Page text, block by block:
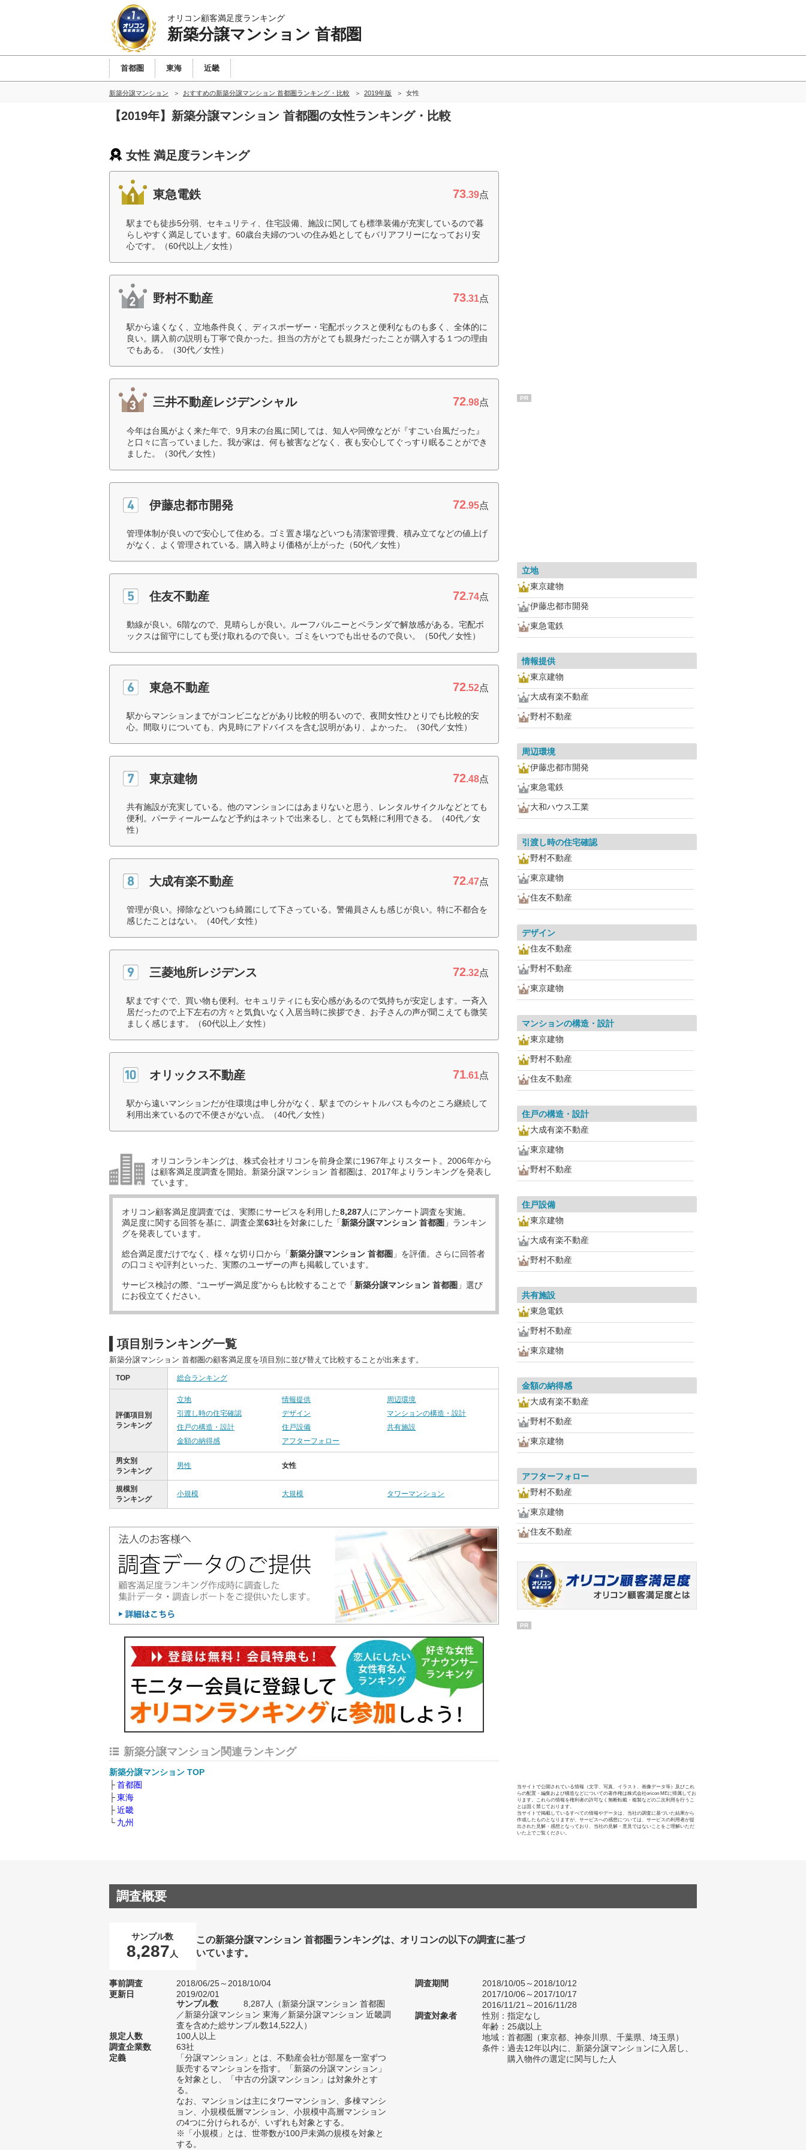
オリコン顧客満足度ランキング
新築分譲マンション 首都圏
首都圏 東海 近畿
新築分譲マンション おすすめの新築分譲マンション 首都圏ランキング・比較 2019年版 女性
【2019年】新築分譲マンション 首都圏の女性ランキング・比較
女性 満足度ランキング
東急電鉄 73.39点
駅までも徒歩5分弱、セキュリティ、住宅設備、施設に関しても標準装備が充実しているので暮
らしやすく満足しています。60歳台夫婦のついの住み処としてもバリアフリーになっており安
心です。（60代以上／女性）
野村不動産 73.31点
駅から遠くなく、立地条件良く、ディスポーザー・宅配ボックスと便利なものも多く、全体的に
良い。購入前の説明も丁寧で良かった。担当の方がとても親身だったことが購入する１つの理由
でもある。（30代／女性）
三井不動産レジデンシャル 72.98点
今年は台風がよく来た年で、9月末の台風に関しては、知人や同僚などが『すごい台風だった』
と口々に言っていました。我が家は、何も被害などなく、夜も安心してぐっすり眠ることができ
ました。（30代／女性）
伊藤忠都市開発 72.95点
管理体制が良いので安心して住める。ゴミ置き場などいつも清潔管理費、積み立てなどの値上げ
がなく、よく管理されている。購入時より価格が上がった（50代／女性）
住友不動産 72.74点
動線が良い。6階なので、見晴らしが良い。ルーフバルニーとベランダで解放感がある。宅配ボ
ックスは留守にしても受け取れるので良い。ゴミをいつでも出せるので良い。（50代／女性）
東急不動産 72.52点
駅からマンションまでがコンビニなどがあり比較的明るいので、夜間女性ひとりでも比較的安
心。間取りについても、内見時にアドバイスを含む説明があり、よかった。（30代／女性）
東京建物 72.48点
共有施設が充実している。他のマンションにはあまりないと思う、レンタルサイクルなどとても
便利。パーティールームなど予約はネットで出来るし、とても気軽に利用できる。（40代／女
性）
大成有楽不動産 72.47点
管理が良い。掃除などいつも綺麗にして下さっている。警備員さんも感じが良い。特に不都合を
感じたことはない。（40代／女性）
三菱地所レジデンス 72.32点
駅まですぐで、買い物も便利。セキュリティにも安心感があるので気持ちが安定します。一斉入
居だったので上下左右の方々と気負いなく入居当時に挨拶でき、お子さんの声が聞こえても微笑
ましく感じます。（60代以上／女性）
オリックス不動産 71.61点
駅から遠いマンションだが住環境は申し分がなく、駅までのシャトルバスも今のところ継続して
利用出来ているので不便さがない点。（40代／女性）
オリコンランキングは、株式会社オリコンを前身企業に1967年よりスタート。2006年から
は顧客満足度調査を開始。新築分譲マンション 首都圏は、2017年よりランキングを発表し
ています。
オリコン顧客満足度調査では、実際にサービスを利用した8,287人にアンケート調査を実施。
満足度に関する回答を基に、調査企業63社を対象にした「新築分譲マンション 首都圏 」ランキン
グを発表しています。
総合満足度だけでなく、様々な切り口から「新築分譲マンション 首都圏 」を評価。さらに回答者
の口コミや評判といった、実際のユーザーの声も掲載しています。
サービス検討の際、“ユーザー満足度”からも比較することで「新築分譲マンション 首都圏 」選び
にお役立てください。
項目別ランキング一覧
新築分譲マンション 首都圏の顧客満足度を項目別に並び替えて比較することが出来ます。
TOP 総合ランキング
評価項目別
ランキング
立地 情報提供
周辺環境
引渡し時の住宅確認
デザイン
マンションの構造・設計
住戸の構造・設計
住戸設備
共有施設
金額の納得感
アフターフォロー
男女別
ランキング
男性 女性
規模別
ランキング
小規模 大規模 タワーマンション
新築分譲マンション関連ランキング
新築分譲マンション TOP
首都圏
東海
近畿
九州
PR
立地
東京建物
伊藤忠都市開発
東急電鉄
情報提供
東京建物
大成有楽不動産
野村不動産
周辺環境
伊藤忠都市開発
東急電鉄
大和ハウス工業
引渡し時の住宅確認
野村不動産
東京建物
住友不動産
デザイン
住友不動産
野村不動産
東京建物
マンションの構造・設計
東京建物
野村不動産
住友不動産
住戸の構造・設計
大成有楽不動産
東京建物
野村不動産
住戸設備
東京建物
大成有楽不動産
野村不動産
共有施設
東急電鉄
野村不動産
東京建物
金額の納得感
大成有楽不動産
野村不動産
東京建物
アフターフォロー
野村不動産
東京建物
住友不動産
PR
当サイトで公開されている情報（文字、写真、イラスト、画像データ等）及びこれ
らの配置・編集および構造などについての著作権は株式会社oricon MEに帰属してお
ります。これらの情報を権利者の許可なく無断転載・複製などの二次利用を行うこ
とは固く禁じております。
当サイトで掲載しているすべての情報やデータは、当社の調査に基づいた結果から
作成したものとなりますが、サービスへの感想については、サービスの利用者が提
出された見解・感想となっており、当社の見解・意見ではないことをご理解いただ
いた上でご覧ください。
調査概要
サンプル数
8,287 人
この新築分譲マンション 首都圏ランキングは、オリコンの以下の調査に基づ
いています。
事前調査
2018/06/25～2018/10/04
更新日
2019/02/01
サンプル数
8,287人（新築分譲マンション 首都圏
／新築分譲マンション 東海／新築分譲マンション 近畿調
査を含めた総サンプル数14,522人）
規定人数
100人以上
調査企業数
63社
定義
「分譲マンション」とは、不動産会社が部屋を一室ずつ
販売するマンションを指す。「新築の分譲マンション」
を対象とし、「中古の分譲マンション」は対象外とす
る。
なお、マンションは主にタワーマンション、多棟マンシ
ョン、小規模低層マンション、小規模中高層マンション
の4つに分けられるが、いずれも対象とする。
※「小規模」とは、世帯数が100戸未満の規模を対象と
する。
調査期間
2018/10/05～2018/10/12
2017/10/06～2017/10/17
2016/11/21～2016/11/28
調査対象者
性別：指定なし
年齢：25歳以上
地域：首都圏（東京都、神奈川県、千葉県、埼玉県）
条件：過去12年以内に、新築分譲マンションに入居し、
購入物件の選定に関与した人